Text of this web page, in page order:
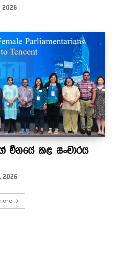
2026
චීනයේ කළ සංචාරය
2026